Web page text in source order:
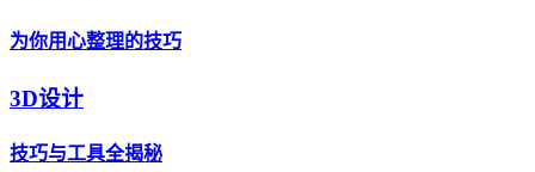
为你用心整理的技巧
3D设计
技巧与工具全揭秘